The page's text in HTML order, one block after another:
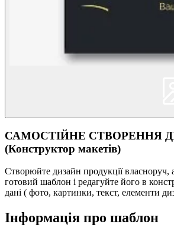
САМОСТІЙНЕ СТВОРЕННЯ
(Конструктор макетів)
Створюйте дизайн продукції власноруч,
готовий шаблон і редагуйте його в
дані ( фото, картинки, текст, елементи
Інформація про шаблон